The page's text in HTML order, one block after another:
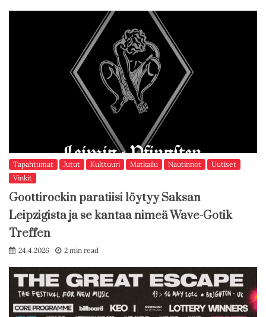
Tapahtumat Jutut Kulttuuri Matkailu Nautinnot
Uutiset
Vinkit
Goottirockin paratiisi löytyy Saksan
Leipzigista ja se kantaa nimeä Wave-Gotik
Treffen
24.4.2026 2 min read